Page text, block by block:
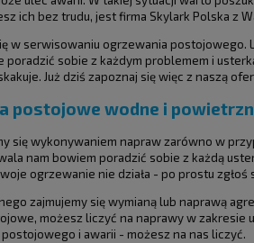
ich bez trudu, jest firma Skylark Polska z
w serwisowaniu ogrzewania
poradzić sobie z każdym problemem i
Już dziś zapoznaj się więc z naszą
postojowe wodne i
się wykonywaniem napraw zarówno w
nam bowiem poradzić sobie z każdą
ogrzewanie nie działa - po prostu zgłoś
zajmujemy się wymianą lub naprawą
możesz liczyć na naprawy w zakresie
i awarii - możesz na nas liczyć.